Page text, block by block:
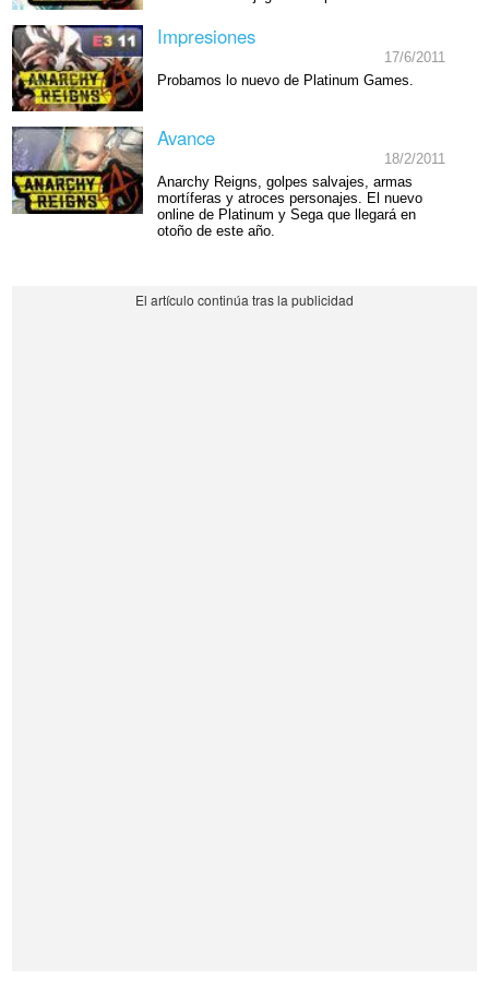
Impresiones
17/6/2011
Probamos lo nuevo de Platinum Games.
Avance
18/2/2011
Anarchy Reigns, golpes salvajes, armas
mortíferas y atroces personajes. El nuevo
online de Platinum y Sega que llegará en
otoño de este año.